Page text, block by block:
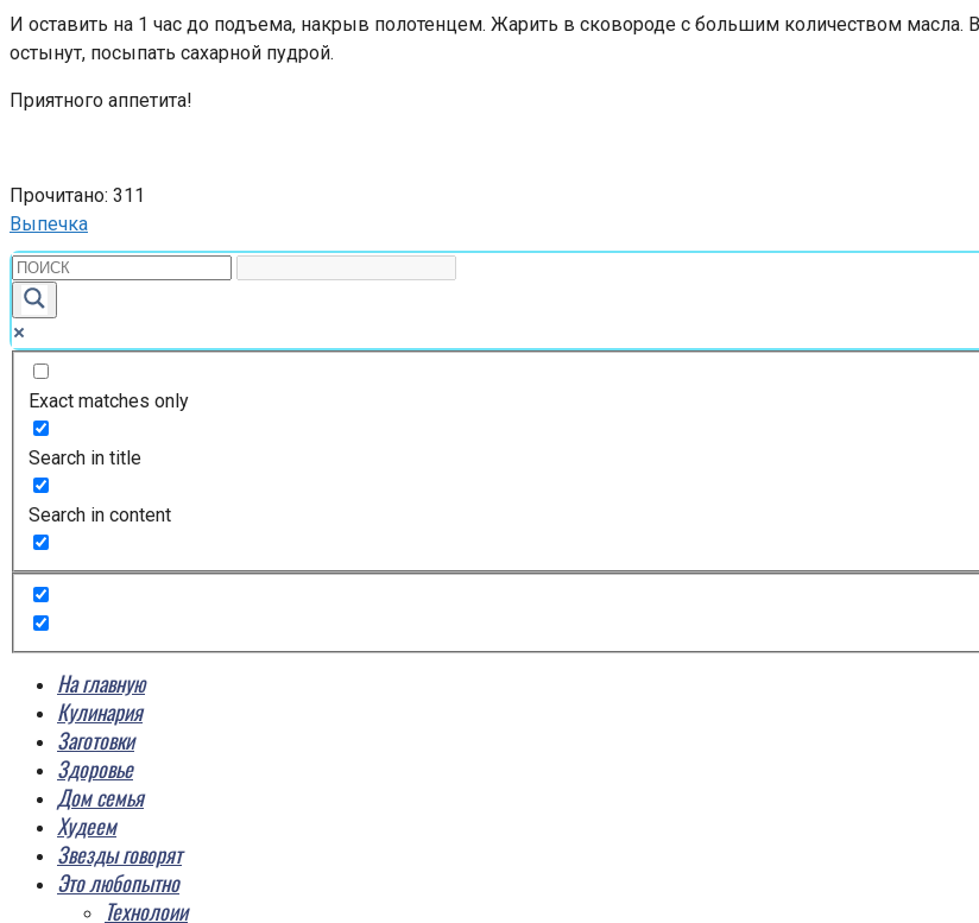
И оставить на 1 час до подъема, накрыв полотенцем. Жарить в сковороде с большим количеством масла.
остынут, посыпать сахарной пудрой.
Приятного аппетита!
Прочитано: 311
Выпечка
Exact matches only
Search in title
Search in content
На главную
Кулинария
Заготовки
Здоровье
Дом семья
Худеем
Звезды говорят
Это любопытно
Технолоии